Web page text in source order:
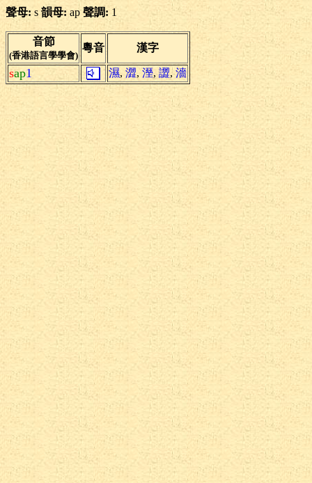
聲母: s 韻母: ap聲調: 1
音節
(香港語言學學會)
粵音 漢字
sap1 濕, 澀, 溼,譅,濇